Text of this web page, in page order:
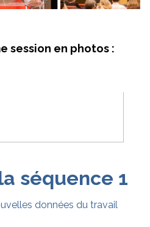
session en photos :
séquence 1
données du travail